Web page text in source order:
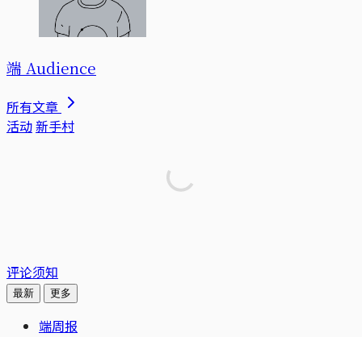
端 Audience
所有文章
活动新手村
评论须知
最新 更多
端周报